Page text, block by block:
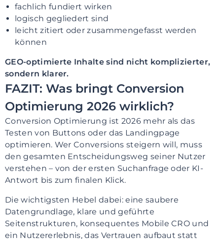
fachlich fundiert wirken
logisch gegliedert sind
leicht zitiert oder zusammengefasst werden
können
GEO-optimierte Inhalte sind nicht komplizierter,
sondern klarer.
FAZIT: Was bringt Conversion
Optimierung 2026 wirklich?
Conversion Optimierung ist 2026 mehr als das
Testen von Buttons oder das Landingpage
optimieren. Wer Conversions steigern will, muss
den gesamten Entscheidungsweg seiner Nutzer
verstehen – von der ersten Suchanfrage oder KI-
Antwort bis zum finalen Klick.
Die wichtigsten Hebel dabei: eine saubere
Datengrundlage, klare und geführte
Seitenstrukturen, konsequentes Mobile CRO und
ein Nutzererlebnis, das Vertrauen aufbaut statt